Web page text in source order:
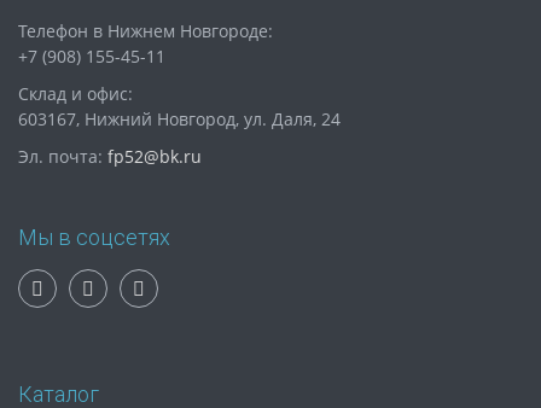
Телефон в Нижнем Новгороде:
+7 (908) 155-45-11
Склад и офис:
603167, Нижний Новгород, ул. Даля, 24
Эл. почта: fp52@bk.ru
Мы в соцсетях
Каталог